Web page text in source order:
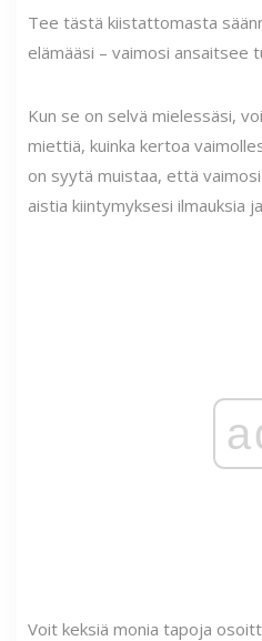
Tee tästä kiistattomasta
elämääsi – vaimosi ansaitsee
Kun se on selvä mielessäsi,
miettiä, kuinka kertoa
on syytä muistaa, että
aistia kiintymyksesi ilmauksia
Voit keksiä monia tapoja